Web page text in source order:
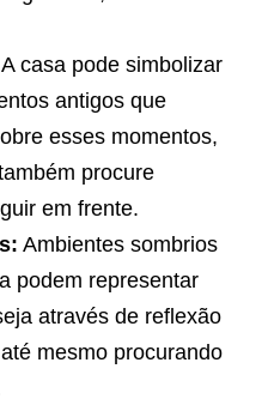
A casa pode simbolizar
antigos que
esses momentos,
procure
em frente.
Ambientes sombrios
podem representar
através de reflexão
mesmo procurando